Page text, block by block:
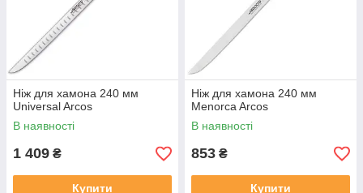
Ніж для хамона 240 мм
Universal Arcos
В наявності
1 409 ₴
Купити
Ніж для хамона 240 мм
Menorca Arcos
В наявності
853 ₴
Купити